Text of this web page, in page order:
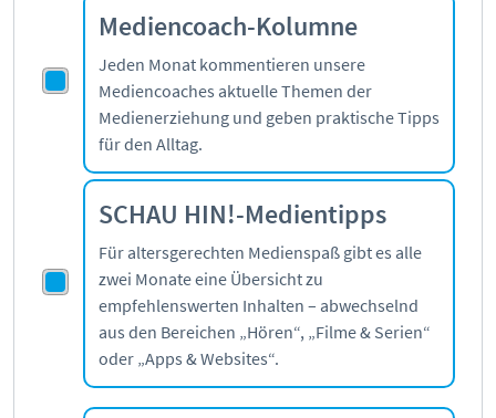
Mediencoach-Kolumne
Jeden Monat kommentieren unsere
Mediencoaches aktuelle Themen der
Medienerziehung und geben praktische Tipps
für den Alltag.
SCHAU HIN!-Medientipps
Für altersgerechten Medienspaß gibt es alle
zwei Monate eine Übersicht zu
empfehlenswerten Inhalten – abwechselnd
aus den Bereichen „Hören“, „Filme & Serien“
oder „Apps & Websites“.
ÜBER UNS:
Kooperationen
Beirat
BotschafterInnen
Datenschutz